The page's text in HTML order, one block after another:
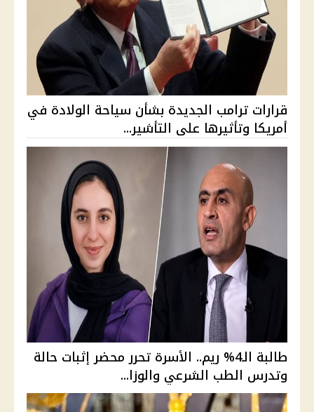
قرارات ترامب الجديدة بشأن سياحة الولادة في
أمريكا وتأثيرها على التأشير...
طالبة الـ4% ريم.. الأسرة تحرر محضر إثبات حالة
وتدرس الطب الشرعي والوزا...